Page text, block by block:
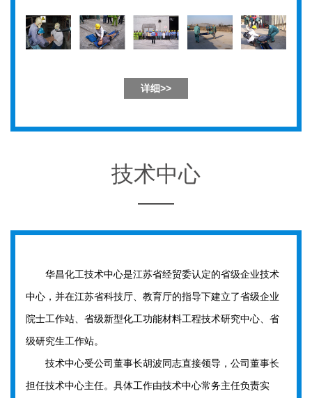
详细>>
技术中心
华昌化工技术中心是江苏省经贸委认定的省级企业技术
中心，并在江苏省科技厅、教育厅的指导下建立了省级企业
院士工作站、省级新型化工功能材料工程技术研究中心、省
级研究生工作站。
技术中心受公司董事长胡波同志直接领导，公司董事长
担任技术中心主任。具体工作由技术中心常务主任负责实